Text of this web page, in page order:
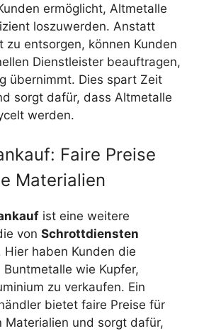
ermöglicht, Altmetalle
loszuwerden. Anstatt
zu entsorgen, können Kunden
Dienstleister beauftragen,
übernimmt. Dies spart Zeit
sorgt dafür, dass Altmetalle
werden.
Faire Preise
Materialien
ist eine weitere
von Schrottdiensten
haben Kunden die
wie Kupfer,
zu verkaufen. Ein
bietet faire Preise für
Materialien und sorgt dafür,